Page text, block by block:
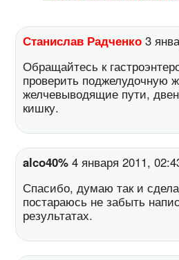
Станислав Радченко 3
Обращайтесь к
проверить поджелудочную
желчевыводящие пути,
кишку.
alco40% 4 января 2011,
Спасибо, думаю так и
постараюсь не забыть
результатах.